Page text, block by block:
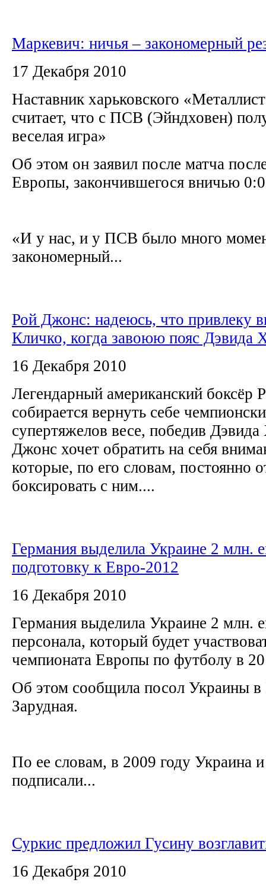
Маркевич: ничья – закономерный
17 Декабря 2010
Наставник харьковского
считает, что с ПСВ (Эйндховен)
веселая игра»
Об этом он заявил после матча
Европы, закончившегося вничью
«И у нас, и у ПСВ было много
закономерный...
Рой Джонс: надеюсь, что привлеку
Кличко, когда завоюю пояс Дэвида
16 Декабря 2010
Легендарный американский
собирается вернуть себе
супертяжелов весе, победив
Джонс хочет обратить на себя
которые, по его словам, постоянно
боксировать с ним....
Германия выделила Украине 2 млн.
подготовку к Евро-2012
16 Декабря 2010
Германия выделила Украине 2 млн.
персонала, который будет
чемпионата Европы по футболу в
Об этом сообщила посол Украины в
Зарудная.
По ее словам, в 2009 году Украина
подписали...
Суркис предложил Гусину
16 Декабря 2010